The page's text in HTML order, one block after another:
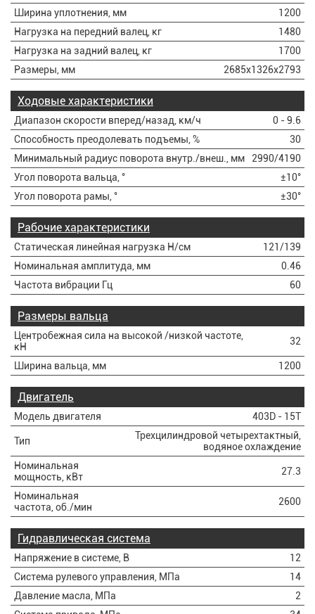
Ширина уплотнения, мм
1200
Нагрузка на передний валец, кг
1480
Нагрузка на задний валец, кг
1700
Размеры, мм
2685x1326x2793
Ходовые характеристики
Диапазон скорости вперед/назад, км/ч
0 - 9.6
Способность преодолевать подъемы, %
30
Минимальный радиус поворота внутр./внеш., мм
2990/4190
Угол поворота вальца, °
±10°
Угол поворота рамы, °
±30°
Рабочие характеристики
Статическая линейная нагрузка Н/см
121/139
Номинальная амплитуда, мм
0.46
Частота вибрации Гц
60
Размеры вальца
Центробежная сила на высокой /низкой частоте,
кН
32
Ширина вальца, мм 1200
Двигатель
Модель двигателя 403D - 15T
Тип
Трехцилиндровой четырехтактный,
водяное охлаждение
Номинальная
мощность, кВт
27.3
Номинальная
частота, об./мин
2600
Гидравлическая система
Напряжение в системе, В
12
Система рулевого управления, МПа
14
Давление масла, МПа
2